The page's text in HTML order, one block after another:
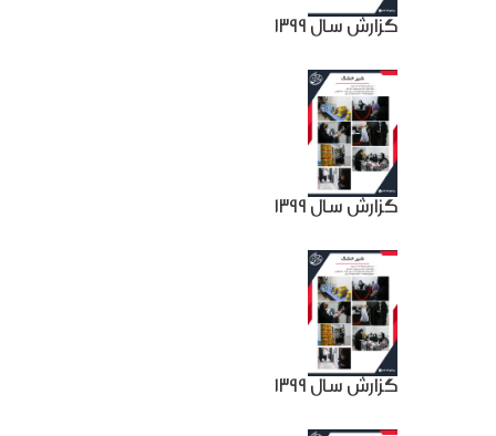
گزارش سال 1399
گزارش سال 1399
گزارش سال 1399